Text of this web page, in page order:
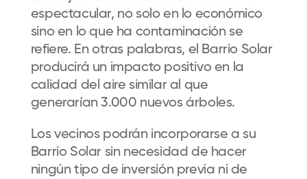
espectacular, no solo en lo económico
sino en lo que ha contaminación se
refiere. En otras palabras, el Barrio Solar
producirá un impacto positivo en la
calidad del aire similar al que
generarían 3.000 nuevos árboles.
Los vecinos podrán incorporarse a su
Barrio Solar sin necesidad de hacer
ningún tipo de inversión previa ni de